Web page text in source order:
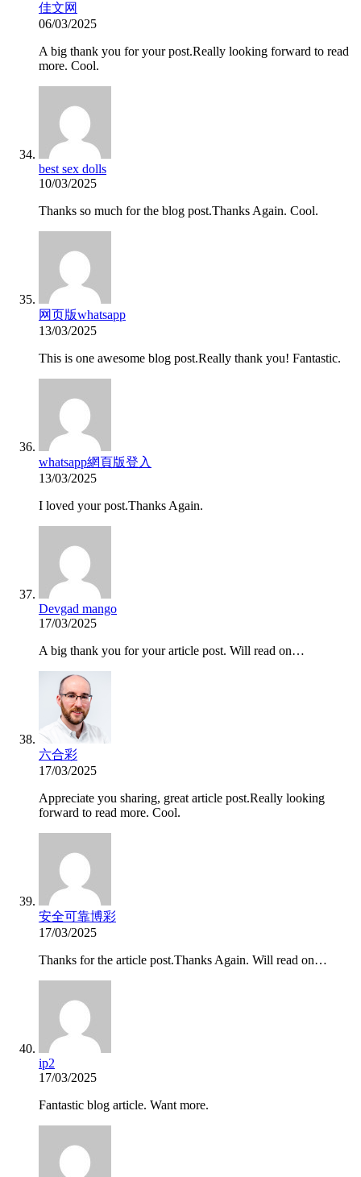
佳文网
06/03/2025
A big thank you for your post.Really looking forward to read
more. Cool.
best sex dolls
10/03/2025
Thanks so much for the blog post.Thanks Again. Cool.
网页版whatsapp
13/03/2025
This is one awesome blog post.Really thank you! Fantastic.
whatsapp網頁版登入
13/03/2025
I loved your post.Thanks Again.
Devgad mango
17/03/2025
A big thank you for your article post. Will read on…
六合彩
17/03/2025
Appreciate you sharing, great article post.Really looking
forward to read more. Cool.
安全可靠博彩
17/03/2025
Thanks for the article post.Thanks Again. Will read on…
ip2
17/03/2025
Fantastic blog article. Want more.